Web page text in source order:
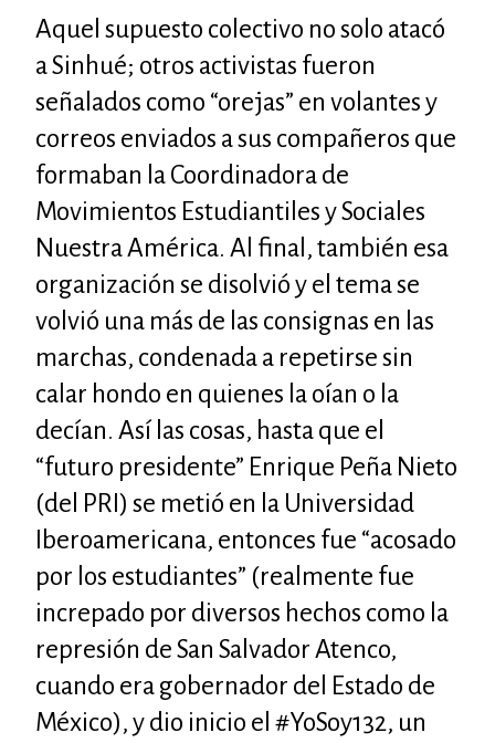
Aquel supuesto colectivo no solo atacó
a Sinhué; otros activistas fueron
señalados como “orejas” en volantes y
correos enviados a sus compañeros que
formaban la Coordinadora de
Movimientos Estudiantiles y Sociales
Nuestra América. Al final, también esa
organización se disolvió y el tema se
volvió una más de las consignas en las
marchas, condenada a repetirse sin
calar hondo en quienes la oían o la
decían. Así las cosas, hasta que el
“futuro presidente” Enrique Peña Nieto
(del PRI) se metió en la Universidad
Iberoamericana, entonces fue “acosado
por los estudiantes” (realmente fue
increpado por diversos hechos como la
represión de San Salvador Atenco,
cuando era gobernador del Estado de
México), y dio inicio el #YoSoy132, un